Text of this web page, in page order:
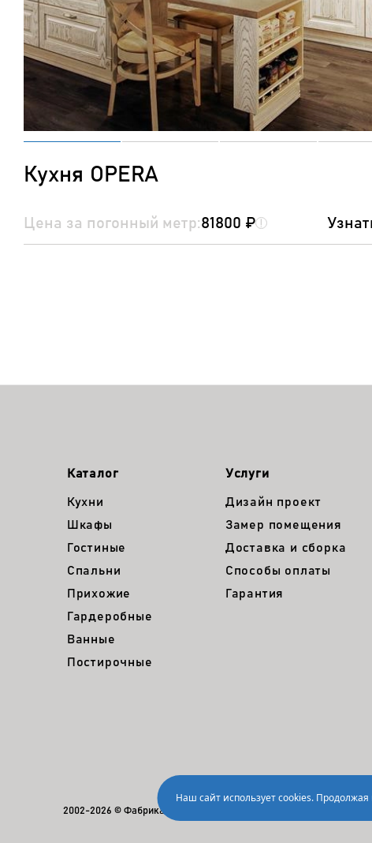
Кухня OPERA
Цена за погонный метр:81800 ₽
Каталог
Кухни
Шкафы
Гостиные
Спальни
Прихожие
Гардеробные
Ванные
Постирочные
Услуги
Дизайн проект
Замер помещения
Доставка и сборка
Способы оплаты
Гарантия
2002-2026 © Фабрика мебели NEW LINE
Наш сайт использует cookies.